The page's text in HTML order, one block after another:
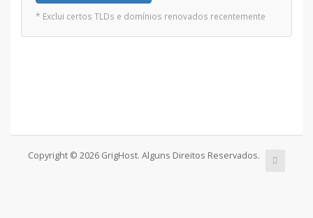
* Exclui certos TLDs e domínios renovados recentemente
Copyright © 2026 GrigHost. Alguns Direitos Reservados.